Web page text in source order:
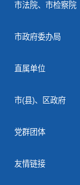
市法院、市检察院
市政府委办局
直属单位
市(县)、区政府
党群团体
友情链接